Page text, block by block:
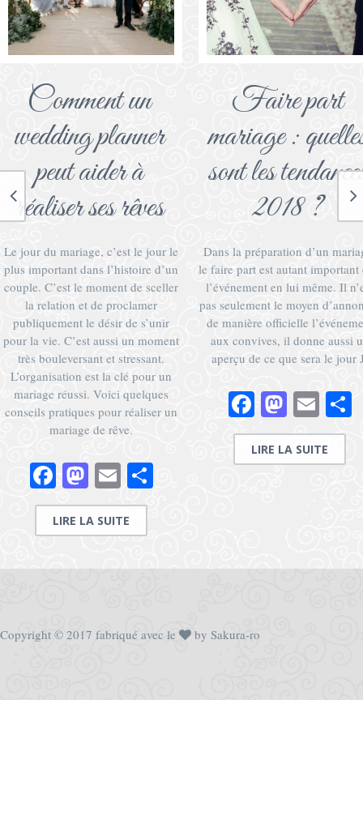
Comment un
wedding planner
peut aider à
réaliser ses rêves
Le jour du mariage, c’est le jour le
plus important dans l’histoire d’un
couple. C’est le moment de sceller
la relation et de proclamer
publiquement le désir de s’unir
pour la vie. C’est aussi un moment
très bouleversant et stressant.
L’organisation est la clé pour un
mariage réussi. Voici quelques
conseils pratiques pour réaliser un
mariage de rêve.
Facebook
Mastodon
EmailPartager
LIRE LA SUITE
Faire part
mariage :
sont les
2018 ?
Dans la préparation d’un
le faire part est autant important
l’événement en lui même. Il
pas seulement le moyen
de manière officielle
aux convives, il donne aussi
aperçu de ce que sera le jour
Facebook
LIRE LA SUITE
Copyright © 2017 fabriqué avec le by Sakura-ro